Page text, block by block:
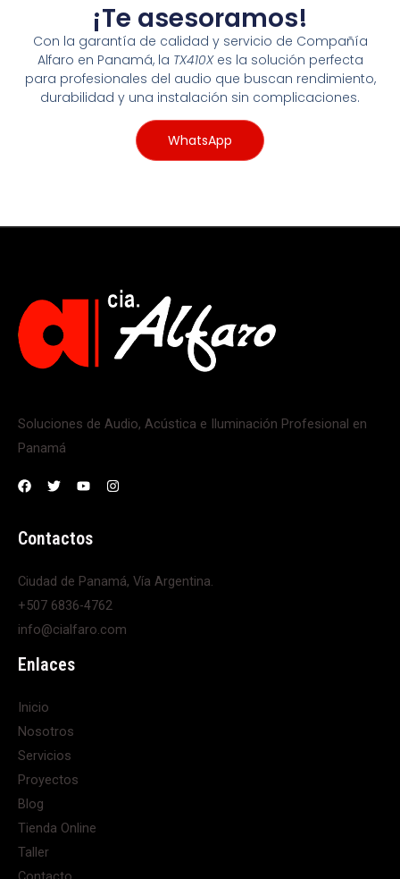
¡Te asesoramos!
Con la garantía de calidad y servicio de Compañía
Alfaro en Panamá, la TX410X es la solución perfecta
para profesionales del audio que buscan rendimiento,
durabilidad y una instalación sin complicaciones.
WhatsApp
Soluciones de Audio, Acústica e Iluminación Profesional en
Panamá
Contactos
Ciudad de Panamá, Vía Argentina.
+507 6836-4762
info@cialfaro.com
Enlaces
Inicio
Nosotros
Servicios
Proyectos
Blog
Tienda Online
Taller